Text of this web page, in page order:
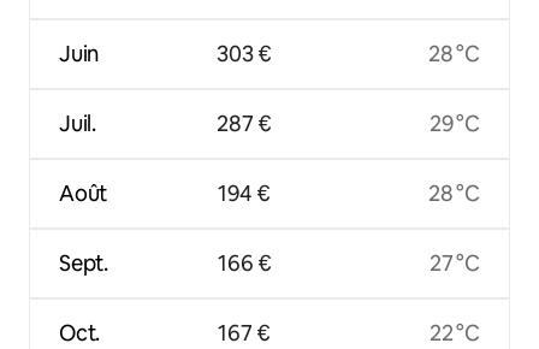
Juin
Juil.
Août
Sept.
Oct.
303 €
287 €
194 €
166 €
167 €
28 °C
29 °C
28 °C
27 °C
22 °C